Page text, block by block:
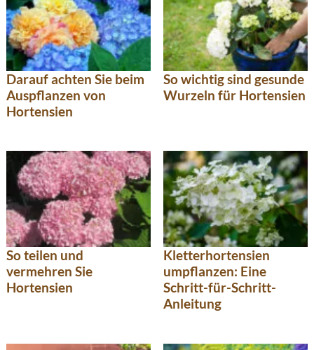
Darauf achten Sie beim
Auspflanzen von
Hortensien
So wichtig sind gesunde
Wurzeln für Hortensien
So teilen und
vermehren Sie
Hortensien
Kletterhortensien
umpflanzen: Eine
Schritt-für-Schritt-
Anleitung